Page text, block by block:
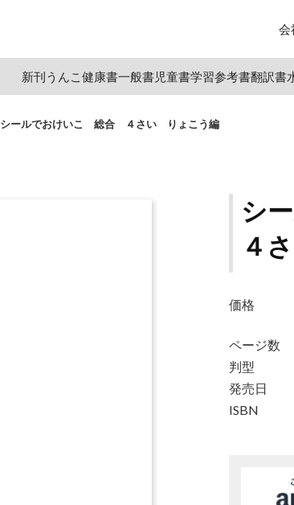
会
新刊うんこ 健康書一般書児童書学習参考書翻訳書
シールでおけいこ 総合 ４さい りょこう編
シ
４
価格
ページ数
判型
発売日
ISBN